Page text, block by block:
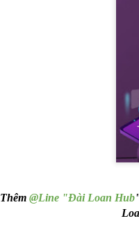
Thêm @Line "Đài Loan Hub
HƯỚNG DẪN CÀI APP &
ĐIỀU GÌ TẠO NÊN THƯƠNG
HƯỚNG DẪN CHI TIẾT